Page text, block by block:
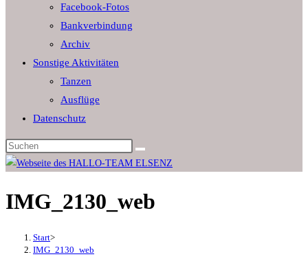
Facebook-Fotos
Bankverbindung
Archiv
Sonstige Aktivitäten
Tanzen
Ausflüge
Datenschutz
Diese
Website
IMG_2130_web
Start>
IMG_2130_web